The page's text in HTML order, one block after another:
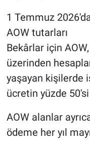
1 Temmuz
AOW tutarları
Bekârlar için
üzerinden
yaşayan kişilerde
ücretin yüzde 50'si
AOW alanlar
ödeme her yıl